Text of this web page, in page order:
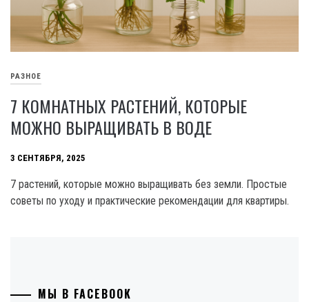
РАЗНОЕ
7 КОМНАТНЫХ РАСТЕНИЙ, КОТОРЫЕ
МОЖНО ВЫРАЩИВАТЬ В ВОДЕ
3 СЕНТЯБРЯ, 2025
7 растений, которые можно выращивать без земли. Простые
советы по уходу и практические рекомендации для квартиры.
МЫ В FACEBOOK